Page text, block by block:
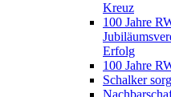
Kreuz
100 Jahre
Erfolg
100 Jahre
Schalker